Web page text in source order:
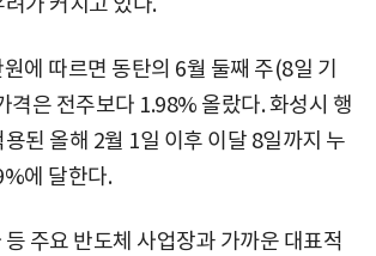
에 따르면 동탄의 6월 둘째 주(8일 기
격은 전주보다 1.98% 올랐다. 화성시 행
된 올해 2월 1일 이후 이달 8일까지 누
에 달한다.
주요 반도체 사업장과 가까운 대표적